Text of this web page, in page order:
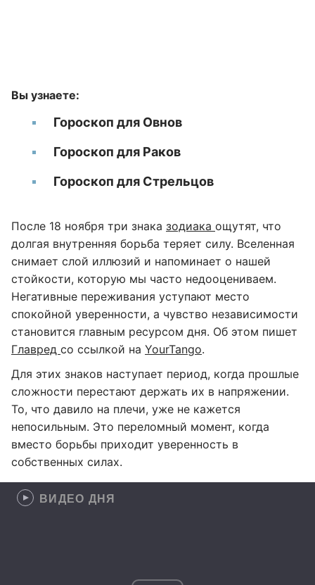
Вы узнаете:
Гороскоп для Овнов
Гороскоп для Раков
Гороскоп для Стрельцов
После 18 ноября три знака зодиака ощутят, что
долгая внутренняя борьба теряет силу. Вселенная
снимает слой иллюзий и напоминает о нашей
стойкости, которую мы часто недооцениваем.
Негативные переживания уступают место
спокойной уверенности, а чувство независимости
становится главным ресурсом дня. Об этом пишет
Главред со ссылкой на YourTango.
Для этих знаков наступает период, когда прошлые
сложности перестают держать их в напряжении.
То, что давило на плечи, уже не кажется
непосильным. Это переломный момент, когда
вместо борьбы приходит уверенность в
собственных силах.
ВИДЕО ДНЯ